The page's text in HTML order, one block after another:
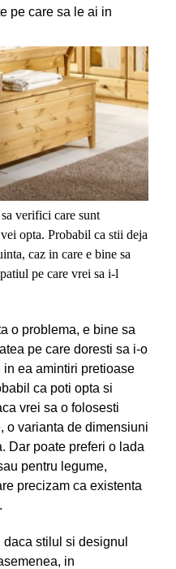
pe care sa le ai in
verifici care sunt
opta. Probabil ca stii deja
caz in care e bine sa
pe care vrei sa i-l
o problema, e bine sa
pe care doresti sa i-o
ea amintiri pretioase
ca poti opta si
vrei sa o folosesti
o varianta de dimensiuni
Dar poate preferi o lada
pentru legume,
precizam ca existenta
stilul si designul
in